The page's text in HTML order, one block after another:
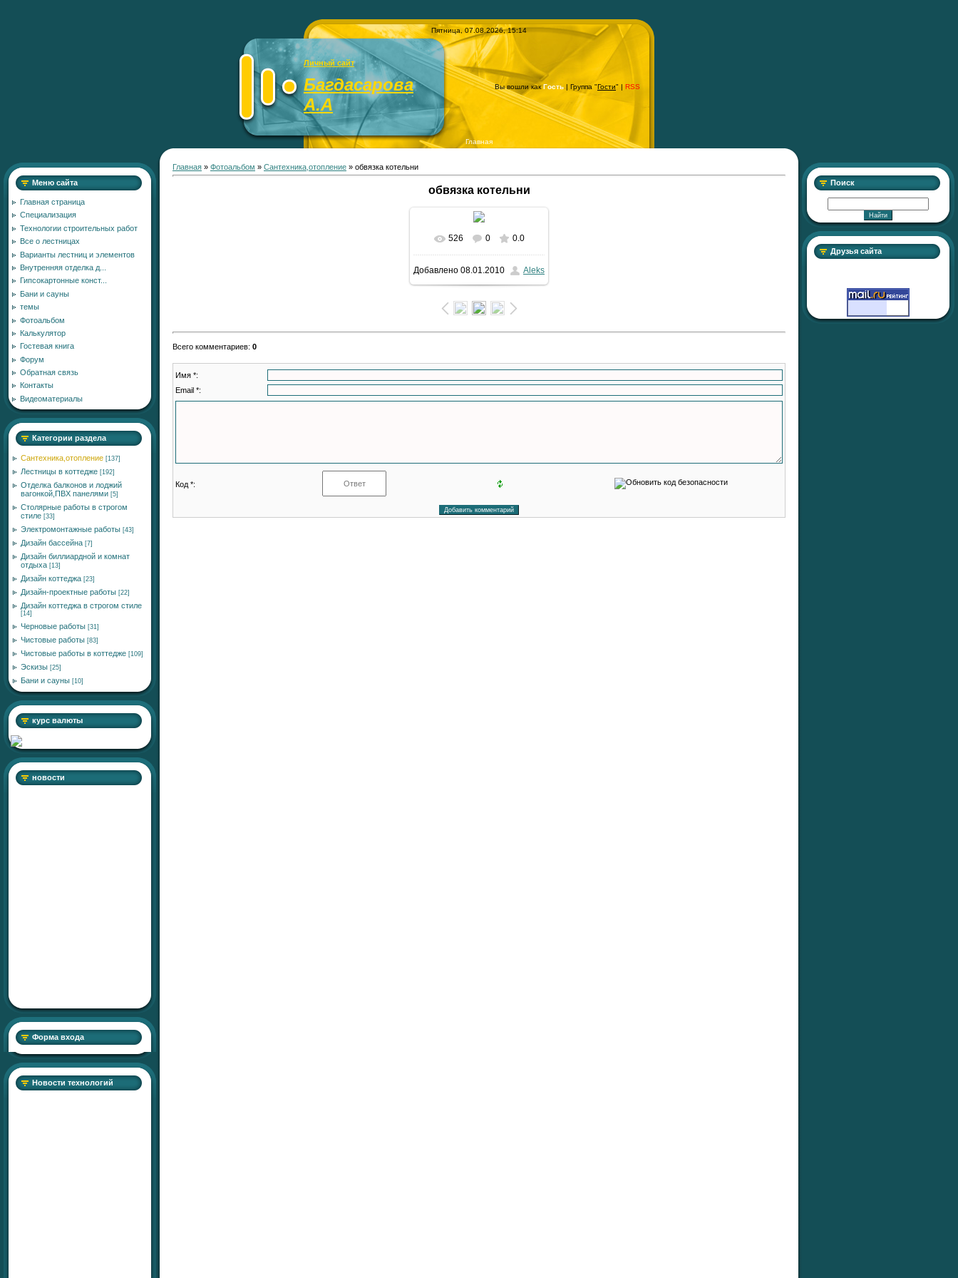
Пятница, 07.08.2026, 15:14
Личный сайт
Багдасарова
А.А
Вы вошли какГость | Группа "Гости" | RSS
Главная
Меню сайта
Главная страница
Специализация
Технологии строительных работ
Все о лестницах
Варианты лестниц и элементов
Внутренняя отделка д...
Гипсокартонные конст...
Бани и сауны
темы
Фотоальбом
Калькулятор
Гостевая книга
Форум
Обратная связь
Контакты
Видеоматериалы
Категории раздела
Сантехника,отопление [137]
Лестницы в коттедже [192]
Отделка балконов и лоджий
вагонкой,ПВХ панелями [5]
Столярные работы в строгом
стиле [33]
Электромонтажные работы [43]
Дизайн бассейна [7]
Дизайн биллиардной и комнат
отдыха [13]
Дизайн коттеджа [23]
Дизайн-проектные работы [22]
Дизайн коттеджа в строгом стиле
[14]
Черновые работы [31]
Чистовые работы [83]
Чистовые работы в коттедже [109]
Эскизы [25]
Бани и сауны [10]
курс валюты
новости
Форма входа
Новости технологий
Главная » Фотоальбом » Сантехника,отопление » обвязка котельни
обвязка котельни
В реальном размере
1125x1500/ 126.8Kb
526 0 0.0
Добавлено 08.01.2010 Aleks
Всего комментариев: 0
Имя *:
Email *:
Код *:
Поиск
Друзья сайта